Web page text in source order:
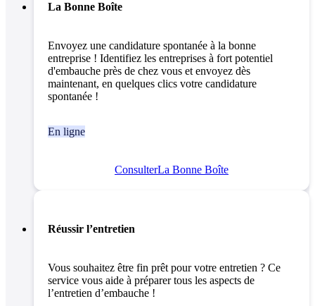
La Bonne Boîte
Envoyez une candidature spontanée à la bonne
entreprise ! Identifiez les entreprises à fort potentiel
d'embauche près de chez vous et envoyez dès
maintenant, en quelques clics votre candidature
spontanée !
En ligne
ConsulterLa Bonne Boîte
Réussir l’entretien
Vous souhaitez être fin prêt pour votre entretien ? Ce
service vous aide à préparer tous les aspects de
l’entretien d’embauche !